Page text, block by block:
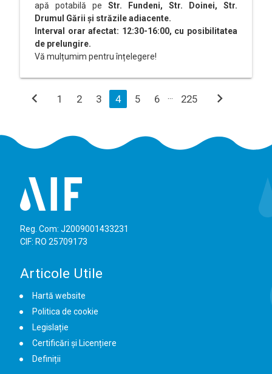
apă potabilă pe Str. Fundeni, Str. Doinei, Str.
Drumul Gării și străzile adiacente.
Interval orar afectat: 12:30-16:00, cu posibilitatea
de prelungire.
Vă mulțumim pentru înțelegere!
chevron_left 1 2 3 4 5 6 225 chevron_right
Reg. Com: J2009001433231
CIF: RO 25709173
Articole Utile
Hartă website
Politica de cookie
Legislație
Certificări și Licențiere
Definiții